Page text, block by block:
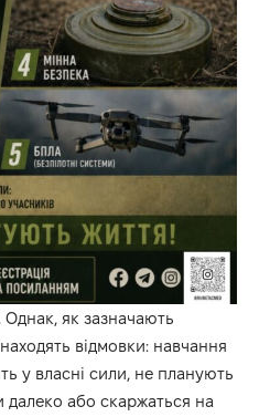
Однак, як зазначають
відмовки: навчання
у власні сили, не планують
далеко або скаржаться на